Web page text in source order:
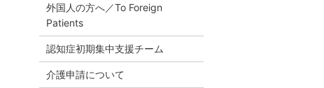
外国人の方へ／To Foreign
Patients
認知症初期集中支援チーム
介護申請について